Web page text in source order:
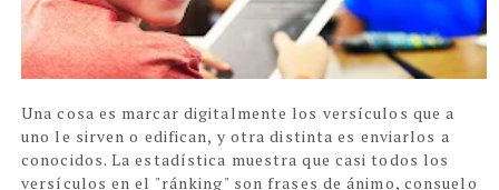
Una cosa es marcar digitalmente los versículos que a
uno le sirven o edifican, y otra distinta es enviarlos a
conocidos. La estadística muestra que casi todos los
versículos en el "ránking" son frases de ánimo, consuelo